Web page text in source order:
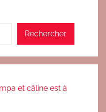
Rechercher
et câline est à